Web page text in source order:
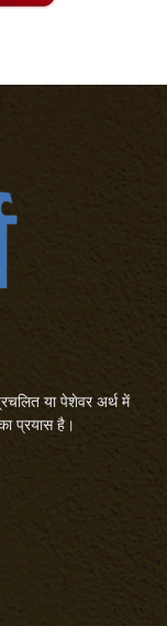
या पेशेवर अर्थ में
प्रयास है।